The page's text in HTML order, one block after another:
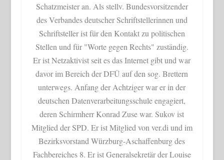
Schatzmeister an. Als stellv. Bundesvorsitzender
des Verbandes deutscher Schriftstellerinnen und
Schriftsteller ist für den Kontakt zu politischen
Stellen und für "Worte gegen Rechts" zuständig.
Er ist Netzaktivist seit es das Internet gibt und war
davor im Bereich der DFÜ auf den sog. Brettern
unterwegs. Anfang der Achtziger war er in der
deutschen Datenverarbeitungsschule engagiert,
deren Schirmherr Konrad Zuse war. Sukov ist
Mitglied der SPD. Er ist Mitglied von ver.di und im
Bezirksvorstand Würzburg-Aschaffenburg des
Fachbereiches 8. Er ist Generalsekretär der Louise